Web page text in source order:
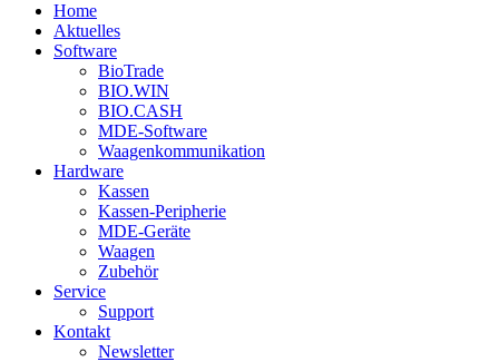
Home
Aktuelles
Software
BioTrade
BIO.WIN
BIO.CASH
MDE-Software
Waagenkommunikation
Hardware
Kassen
Kassen-Peripherie
MDE-Geräte
Waagen
Zubehör
Service
Support
Kontakt
Newsletter